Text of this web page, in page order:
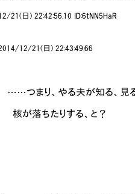
21(日) 22:42:56.10 ID:6tNN5HaR
12/21(日) 22:43:49.66
る夫が知る、見る
りする、と？